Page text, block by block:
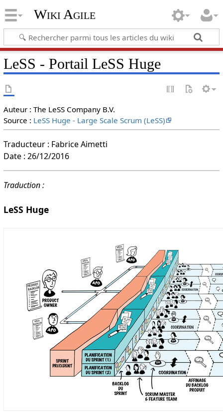
Wiki Agile
LeSS - Portail LeSS Huge
Auteur : The LeSS Company B.V.
Source : LeSS Huge - Large Scale Scrum (LeSS)
Traducteur : Fabrice Aimetti
Date : 26/12/2016
Traduction :
LeSS Huge